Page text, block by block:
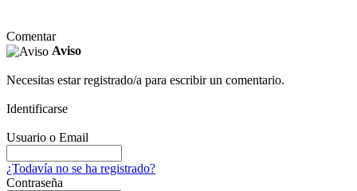
Comentar
Aviso
Necesitas estar registrado/a para escribir un comentario.
Identificarse
Usuario o Email
¿Todavía no se ha registrado?
Contraseña